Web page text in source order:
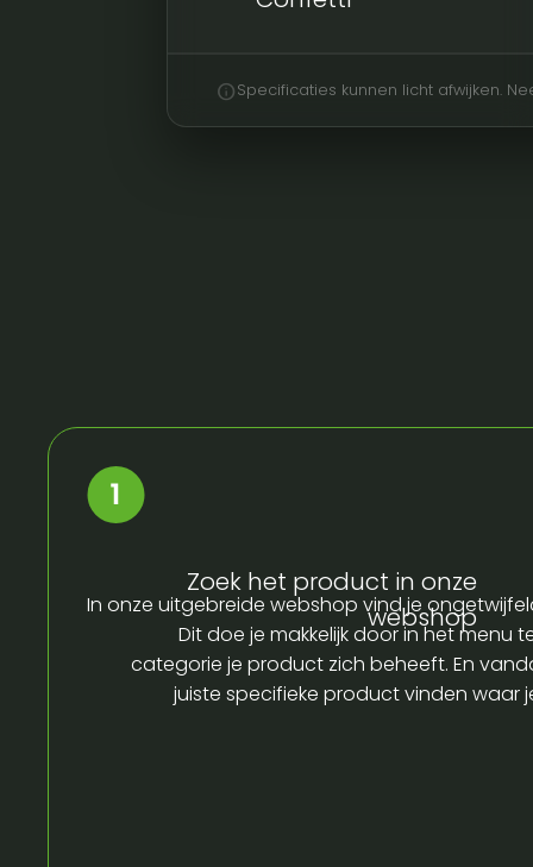
infoSpecificaties kunnen licht afwijken.
Zoek het product in onze
webshop
In onze uitgebreide webshop vind je
Dit doe je makkelijk door in het menu
categorie je product zich beheeft. En
juiste specifieke product vinden waar